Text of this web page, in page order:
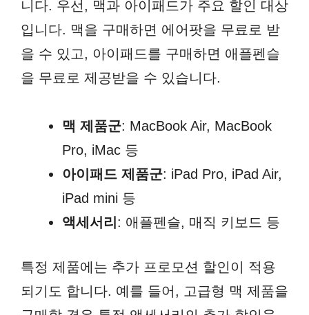
니다. 우선, 맥과 아이패드가 주요 할인 대상
입니다. 맥을 구매하면 에어팟을 무료로 받
을 수 있고, 아이패드를 구매하면 애플펜슬
을 무료로 제공받을 수 있습니다.
맥 제품군: MacBook Air, MacBook
Pro, iMac 등
아이패드 제품군: iPad Pro, iPad Air,
iPad mini 등
액세서리 : 애플펜슬, 매직 키보드 등
특정 제품에는 추가 프로모션 할인이 적용
되기도 합니다. 예를 들어, 고급형 맥 제품을